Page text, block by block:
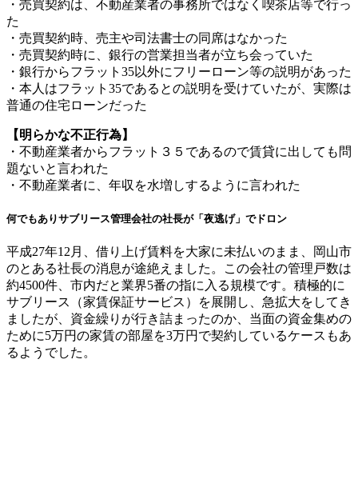
・売買契約は、不動産業者の事務所ではなく喫茶店等で行っ
た
・売買契約時、売主や司法書士の同席はなかった
・売買契約時に、銀行の営業担当者が立ち会っていた
・銀行からフラット35以外にフリーローン等の説明があった
・本人はフラット35であるとの説明を受けていたが、実際は
普通の住宅ローンだった
【明らかな不正行為】
・不動産業者からフラット３５であるので賃貸に出しても問
題ないと言われた
・不動産業者に、年収を水増しするように言われた
何でもありサブリース管理会社の社長が「夜逃げ」でドロン
平成27年12月、借り上げ賃料を大家に未払いのまま、岡山市
のとある社長の消息が途絶えました。この会社の管理戸数は
約4500件、市内だと業界5番の指に入る規模です。積極的に
サブリース（家賃保証サービス）を展開し、急拡大をしてき
ましたが、資金繰りが行き詰まったのか、当面の資金集めの
ために5万円の家賃の部屋を3万円で契約しているケースもあ
るようでした。